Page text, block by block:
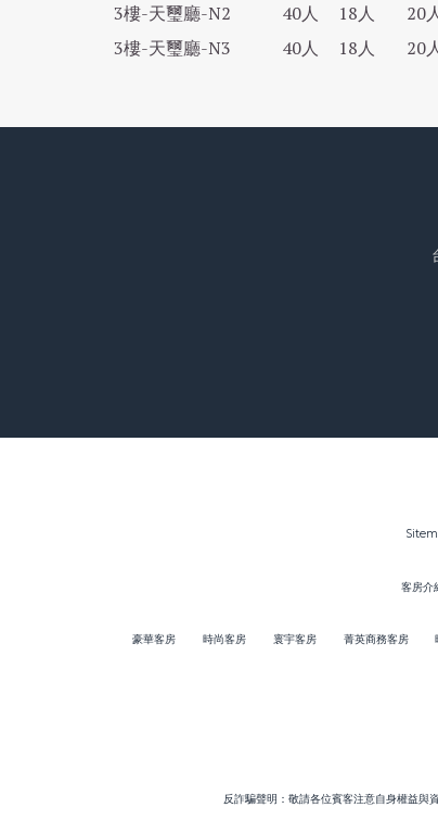
3樓-天璽廳-N2
40人 18人 20
3樓-天璽廳-N3
40人 18人 20
客房介
豪華客房 時尚客房 寰宇客房 菁英商務客房
反詐騙聲明：敬請各位賓客注意自身權益與